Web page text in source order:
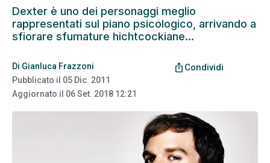
Dexter è uno dei personaggi meglio
rappresentati sul piano psicologico, arrivando a
sfiorare sfumature hichtcockiane...
Di Gianluca Frazzoni
Pubblicato il 05 Dic. 2011
Aggiornato il 06 Set. 2018 12:21
ios_share Condividi